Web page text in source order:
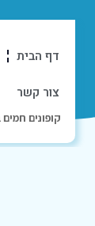
דף הבית
צור קשר
קופונים